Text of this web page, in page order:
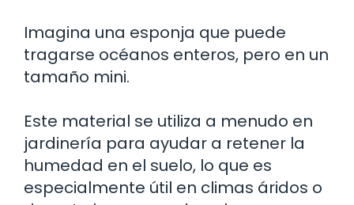
Imagina una esponja que puede
tragarse océanos enteros, pero en un
tamaño mini.
Este material se utiliza a menudo en
jardinería para ayudar a retener la
humedad en el suelo, lo que es
especialmente útil en climas áridos o